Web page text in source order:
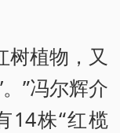
树植物，又
”冯尔辉介
14株“红榄